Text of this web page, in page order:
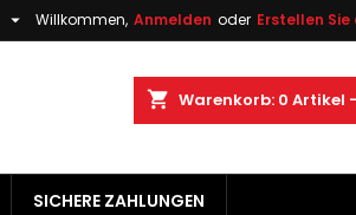
Willkommen, Anmelden oder Erstellen Sie

shopping_cart Warenkorb: 0 Artikel
SICHERE ZAHLUNGEN